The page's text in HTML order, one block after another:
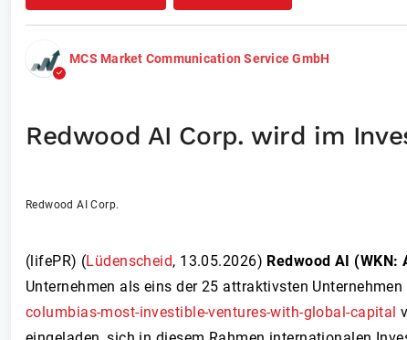
MCS Market Communication Service GmbH
Redwood AI Corp. wird im
Redwood AI Corp.
(lifePR) (Lüdenscheid, 13.05.2026) Redwood AI (WKN:
Unternehmen als eins der 25 attraktivsten
columbias-most-investible-ventures-with-global-capital